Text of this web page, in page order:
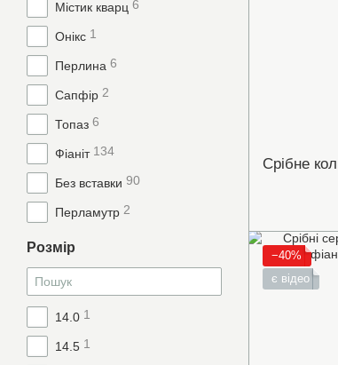
−40%
є відео
Містик кварц 6
Онікс 1
Перлина 6
Сапфір 2
Топаз 6
Фіаніт 134
Без вставки 90
Перламутр 2
Розмір
14.0 1
14.5 1